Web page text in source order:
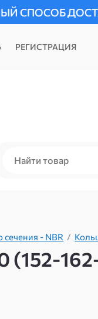
РЕГИСТРАЦИЯ
И
сечения - NBR /
(152-